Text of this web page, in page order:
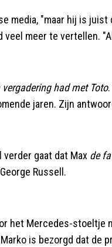
media, "maar hij is juist
veel meer te vertellen.
vergadering had met Toto
jaren. Zijn
gaat dat Max de
Russell.
het Mercedes-stoeltje
is bezorgd dat de